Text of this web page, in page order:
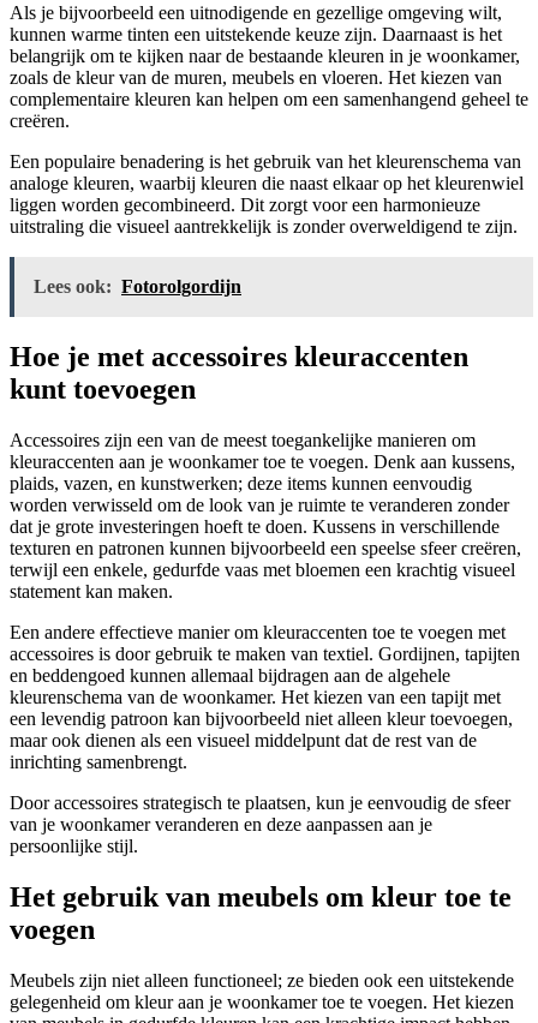
Als je bijvoorbeeld een uitnodigende en gezellige omgeving wilt,
kunnen warme tinten een uitstekende keuze zijn. Daarnaast is het
belangrijk om te kijken naar de bestaande kleuren in je woonkamer,
zoals de kleur van de muren, meubels en vloeren. Het kiezen van
complementaire kleuren kan helpen om een samenhangend geheel te
creëren.
Een populaire benadering is het gebruik van het kleurenschema van
analoge kleuren, waarbij kleuren die naast elkaar op het kleurenwiel
liggen worden gecombineerd. Dit zorgt voor een harmonieuze
uitstraling die visueel aantrekkelijk is zonder overweldigend te zijn.
Lees ook: Fotorolgordijn
Hoe je met accessoires kleuraccenten
kunt toevoegen
Accessoires zijn een van de meest toegankelijke manieren om
kleuraccenten aan je woonkamer toe te voegen. Denk aan kussens,
plaids, vazen, en kunstwerken; deze items kunnen eenvoudig
worden verwisseld om de look van je ruimte te veranderen zonder
dat je grote investeringen hoeft te doen. Kussens in verschillende
texturen en patronen kunnen bijvoorbeeld een speelse sfeer creëren,
terwijl een enkele, gedurfde vaas met bloemen een krachtig visueel
statement kan maken.
Een andere effectieve manier om kleuraccenten toe te voegen met
accessoires is door gebruik te maken van textiel. Gordijnen, tapijten
en beddengoed kunnen allemaal bijdragen aan de algehele
kleurenschema van de woonkamer. Het kiezen van een tapijt met
een levendig patroon kan bijvoorbeeld niet alleen kleur toevoegen,
maar ook dienen als een visueel middelpunt dat de rest van de
inrichting samenbrengt.
Door accessoires strategisch te plaatsen, kun je eenvoudig de sfeer
van je woonkamer veranderen en deze aanpassen aan je
persoonlijke stijl.
Het gebruik van meubels om kleur toe te
voegen
Meubels zijn niet alleen functioneel; ze bieden ook een uitstekende
gelegenheid om kleur aan je woonkamer toe te voegen. Het kiezen